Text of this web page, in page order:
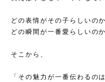
どの表情がその子らしいのか
どの瞬間が一番愛らしいのか
そこから、
「その魅力が一番伝わるの